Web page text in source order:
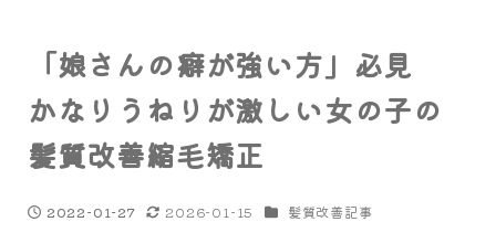
「娘さんの癖が強い方」必見
かなりうねりが激しい女の子の
髪質改善縮毛矯正
投稿日
2022-01-27
更新日
2026-01-15 カテゴリー
髪質改善記事